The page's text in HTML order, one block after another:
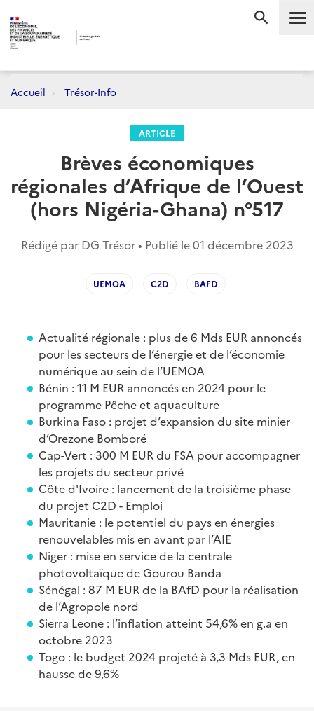
Accueil Trésor-Info
ARTICLE
Brèves économiques
régionales d’Afrique de l’Ouest
(hors Nigéria-Ghana) n°517
Rédigé par DG Trésor • Publié le01 décembre 2023
UEMOA C2D BAFD
Actualité régionale : plus de 6 Mds EUR annoncés
pour les secteurs de l’énergie et de l’économie
numérique au sein de l’UEMOA
Bénin : 11 M EUR annoncés en 2024 pour le
programme Pêche et aquaculture
Burkina Faso : projet d’expansion du site minier
d’Orezone Bomboré
Cap-Vert : 300 M EUR du FSA pour accompagner
les projets du secteur privé
Côte d'Ivoire : lancement de la troisième phase
du projet C2D - Emploi
Mauritanie : le potentiel du pays en énergies
renouvelables mis en avant par l’AIE
Niger : mise en service de la centrale
photovoltaïque de Gourou Banda
Sénégal : 87 M EUR de la BAfD pour la réalisation
de l’Agropole nord
Sierra Leone : l’inflation atteint 54,6% en g.a en
octobre 2023
Togo : le budget 2024 projeté à 3,3 Mds EUR, en
hausse de 9,6%